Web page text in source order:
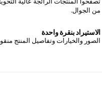
من الجوال.
الاستيراد بنقرة واحدة
الصور والخيارات وتفاصيل المنتج منقولة من 25+ سوقاً،